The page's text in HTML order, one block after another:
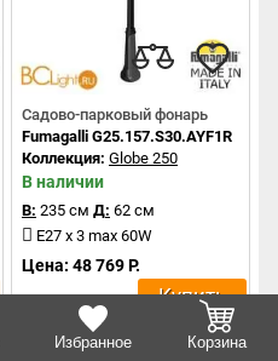
Избранное Корзина
Садово-парковый фонарь
Fumagalli G25.157.S30.AYF1R
Коллекция: Globe 250
В наличии
В: 235 см Д: 62 см
E27 x 3 max 60W
Цена: 48 769 Р.
Купить
163465